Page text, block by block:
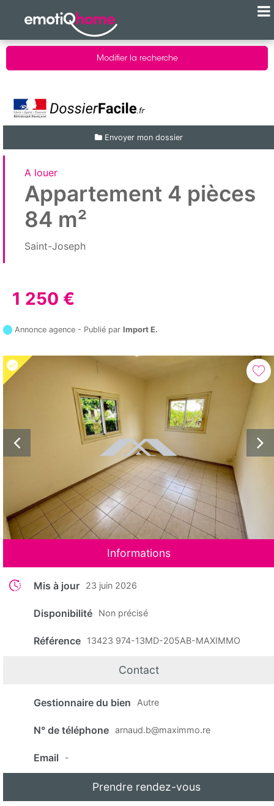
Modifier la recherche
Envoyer mon dossier
A louer
Appartement 4 pièces
84 m²
Saint-Joseph
1 250 €
Annonce agence - Publié parImport E.
Informations
Mis à jour 23 juin 2026
Disponibilité Non précisé
Référence 13423 974-13MD-205AB-MAXIMMO
Contact
Gestionnaire du bien Autre
N° de téléphone arnaud.b@maximmo.re
Email -
Prendre rendez-vous